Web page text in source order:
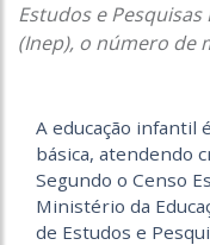
Estudos e
(Inep), o número de
A educação infantil
básica, atendendo
Segundo o Censo
Ministério da
de Estudos e